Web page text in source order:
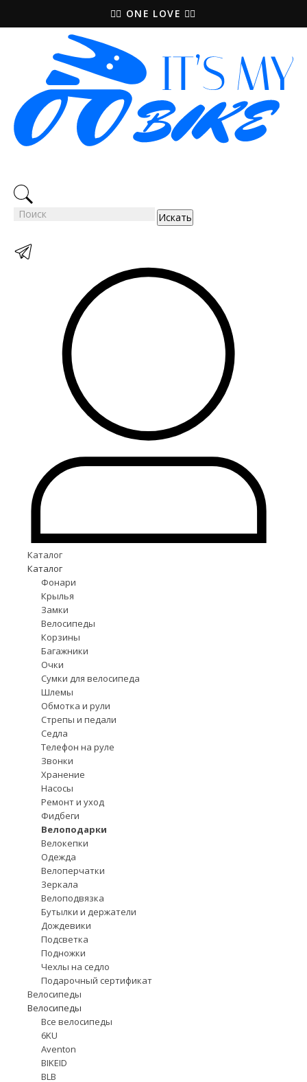
🚵‍♀️ ONE LOVE 🚴‍♀️
Искать
Каталог
Каталог
Фонари
Крылья
Замки
Велосипеды
Корзины
Багажники
Очки
Сумки для велосипеда
Шлемы
Обмотка и рули
Стрепы и педали
Седла
Телефон на руле
Звонки
Хранение
Насосы
Ремонт и уход
Фидбеги
Велоподарки
Велокепки
Одежда
Велоперчатки
Зеркала
Велоподвязка
Бутылки и держатели
Дождевики
Подсветка
Подножки
Чехлы на седло
Подарочный сертификат
Велосипеды
Велосипеды
Все велосипеды
6KU
Aventon
BIKEID
BLB